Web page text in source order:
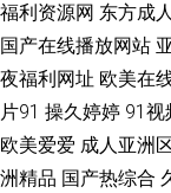
大全 福利理论视频合
官网 女同网址 迅雷下
边草免费高清电影
福利资源网 东方成
国产在线播放网站
夜福利网址 欧美在
片91 操久婷婷 91视
欧美爱爱 成人亚洲
洲精品 国产热综合